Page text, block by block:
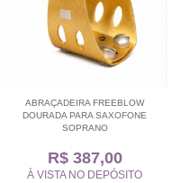
ABRAÇADEIRA FREEBLOW
DOURADA PARA SAXOFONE
SOPRANO
R$ 387,00
À VISTA NO DEPÓSITO